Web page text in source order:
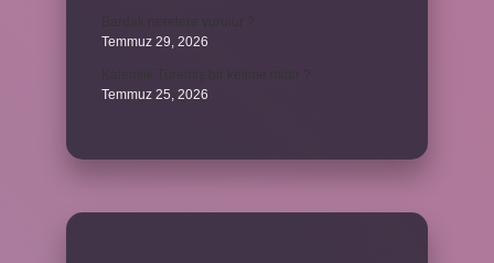
Temmuz 29, 2026
Temmuz 25, 2026